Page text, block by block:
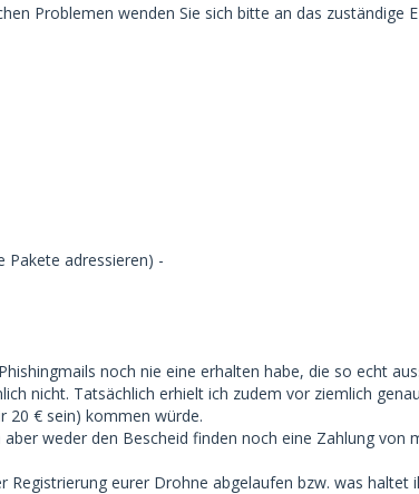
Problemen wenden Sie sich bitte an das
Pakete adressieren) -
noch nie eine erhalten habe, die so echt
nicht. Tatsächlich erhielt ich zudem vor ziemlich
20 € sein) kommen würde.
weder den Bescheid finden noch eine Zahlung von
Registrierung eurer Drohne abgelaufen bzw. was haltet